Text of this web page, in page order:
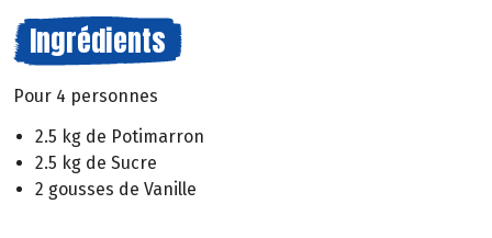
Ingrédients
Pour 4 personnes
2.5 kg de Potimarron
2.5 kg de Sucre
2 gousses de Vanille